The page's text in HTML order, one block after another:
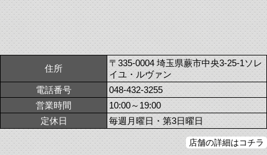
住所
〒335-0004 埼玉県蕨市中央3-25-1ソレ
イユ・ルヴァン
電話番号
048-432-3255
営業時間
10:00～19:00
定休日
毎週月曜日・第3日曜日
店舗の詳細はコチラ